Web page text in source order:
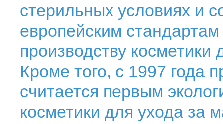
стерильных условиях и
европейским
производству
Кроме того, с 1997 года
считается первым
косметики для ухода за